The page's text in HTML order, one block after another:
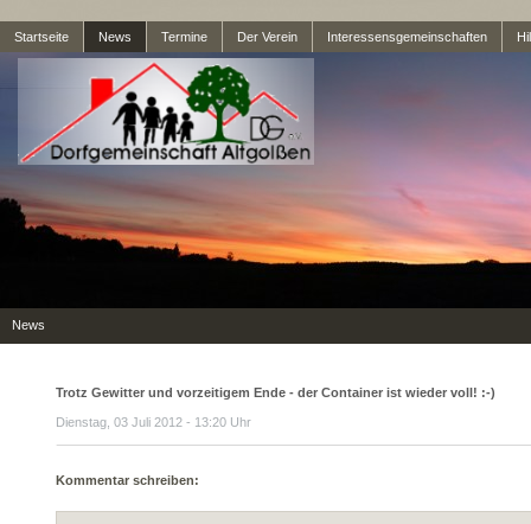
Startseite News Termine Der Verein Interessensgemeinschaften
News
Trotz Gewitter und vorzeitigem Ende - der Container ist wieder voll! :-)
Dienstag, 03 Juli 2012 - 13:20 Uhr
Kommentar schreiben: